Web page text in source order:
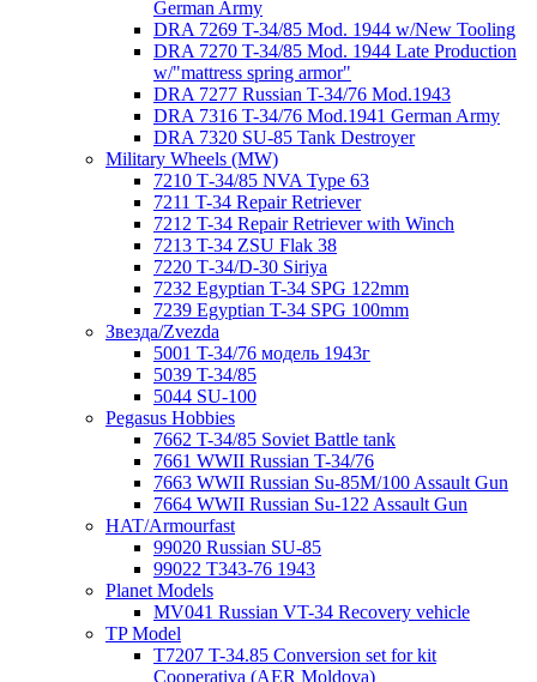
German Army
DRA 7269 T-34/85 Mod. 1944 w/New Tooling
DRA 7270 T-34/85 Mod. 1944 Late Production
w/"mattress spring armor"
DRA 7277 Russian T-34/76 Mod.1943
DRA 7316 T-34/76 Mod.1941 German Army
DRA 7320 SU-85 Tank Destroyer
Military Wheels (MW)
7210 Т-34/85 NVA Type 63
7211 T-34 Repair Retriever
7212 T-34 Repair Retriever with Winch
7213 T-34 ZSU Flak 38
7220 Т-34/D-30 Siriya
7232 Egyptian T-34 SPG 122mm
7239 Egyptian T-34 SPG 100mm
Звезда/Zvezda
5001 T-34/76 модель 1943г
5039 T-34/85
5044 SU-100
Pegasus Hobbies
7662 T-34/85 Soviet Battle tank
7661 WWII Russian T-34/76
7663 WWII Russian Su-85M/100 Assault Gun
7664 WWII Russian Su-122 Assault Gun
HAT/Armourfast
99020 Russian SU-85
99022 T343-76 1943
Planet Models
MV041 Russian VT-34 Recovery vehicle
TP Model
T7207 T-34.85 Conversion set for kit
Cooperativa (AER Moldova)